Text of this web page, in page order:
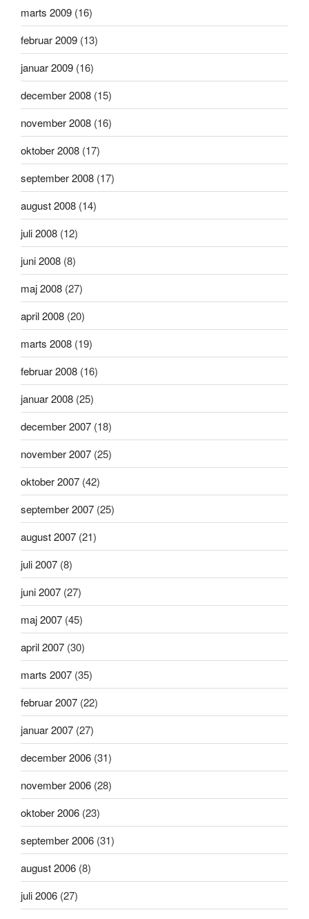
marts 2009 (16)
februar 2009 (13)
januar 2009 (16)
december 2008 (15)
november 2008 (16)
oktober 2008 (17)
september 2008 (17)
august 2008 (14)
juli 2008 (12)
juni 2008 (8)
maj 2008 (27)
april 2008 (20)
marts 2008 (19)
februar 2008 (16)
januar 2008 (25)
december 2007 (18)
november 2007 (25)
oktober 2007 (42)
september 2007 (25)
august 2007 (21)
juli 2007 (8)
juni 2007 (27)
maj 2007 (45)
april 2007 (30)
marts 2007 (35)
februar 2007 (22)
januar 2007 (27)
december 2006 (31)
november 2006 (28)
oktober 2006 (23)
september 2006 (31)
august 2006 (8)
juli 2006 (27)